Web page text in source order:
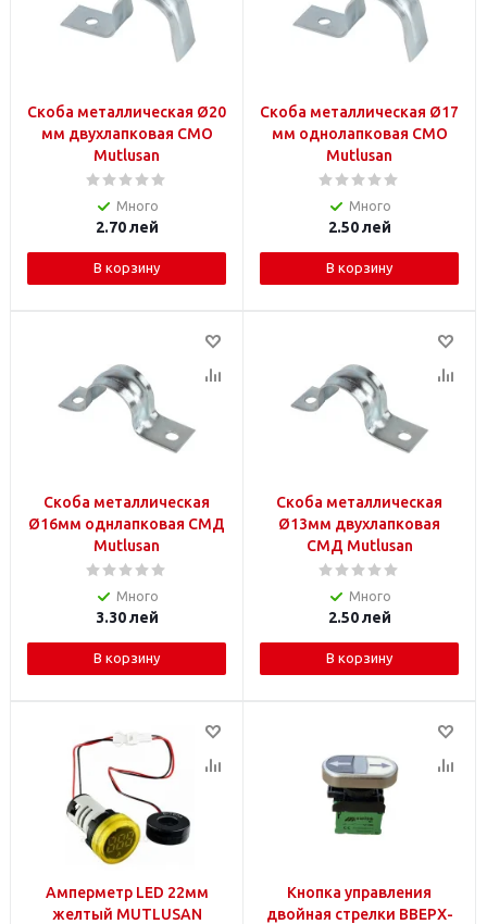
Скоба металлическая Ø20
мм двухлапковая СМO
Mutlusan
Много
2.70лей
В корзину
Скоба металлическая Ø17
мм однолапковая СМO
Mutlusan
Много
2.50лей
В корзину
Скоба металлическая
Ø16мм однлапковая СМД
Mutlusan
Много
3.30лей
В корзину
Скоба металлическая
Ø13мм двухлапковая
СМД Mutlusan
Много
2.50лей
В корзину
Амперметр LED 22мм
желтый MUTLUSAN
Кнопка управления
двойная стрелки ВВЕРХ-